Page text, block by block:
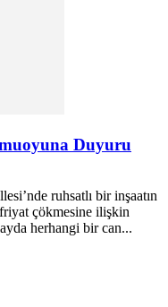
Duyuru
ruhsatlı bir inşaatın
çökmesine ilişkin
herhangi bir can...